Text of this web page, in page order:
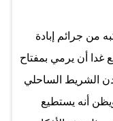
من جرائم إبادة
غدا أن يرمي بمفتاح
الشريط الساحلي
أنه يستطيع